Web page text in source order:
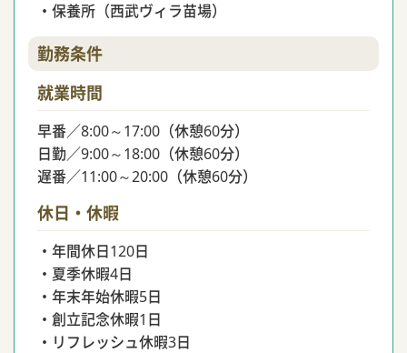
・保養所（西武ヴィラ苗場）
勤務条件
就業時間
早番／8:00～17:00（休憩60分）
日勤／9:00～18:00（休憩60分）
遅番／11:00～20:00（休憩60分）
休日・休暇
・年間休日120日
・夏季休暇4日
・年末年始休暇5日
・創立記念休暇1日
・リフレッシュ休暇3日